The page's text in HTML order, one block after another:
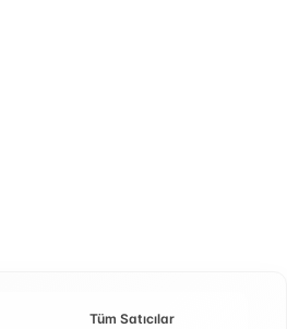
Tüm Satıcılar